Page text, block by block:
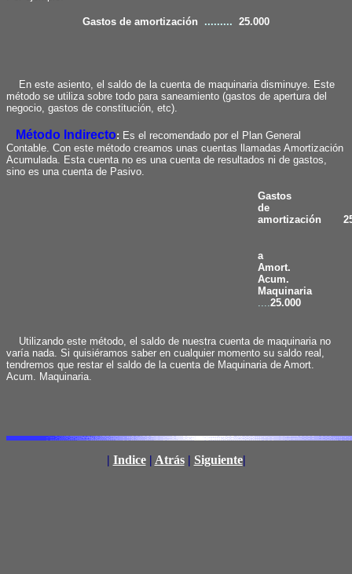
Gastos de amortización ......... 25.000
En este asiento, el saldo de la cuenta de maquinaria disminuye. Este
método se utiliza sobre todo para saneamiento (gastos de apertura del
negocio, gastos de constitución, etc).
Método Indirecto: Es el recomendado por el Plan General
Contable. Con este método creamos unas cuentas llamadas Amortización
Acumulada. Esta cuenta no es una cuenta de resultados ni de gastos,
sino es una cuenta de Pasivo.
Gastos
de
amortización
a
Amort.
Acum.
Maquinaria
....25.000
Utilizando este método, el saldo de nuestra cuenta de maquinaria no
varía nada. Si quisiéramos saber en cualquier momento su saldo real,
tendremos que restar el saldo de la cuenta de Maquinaria de Amort.
Acum. Maquinaria.
| Indice| Atrás| Siguiente|